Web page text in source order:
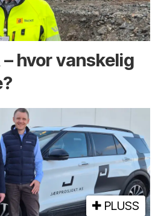
hvor vanskelig
PLUSS